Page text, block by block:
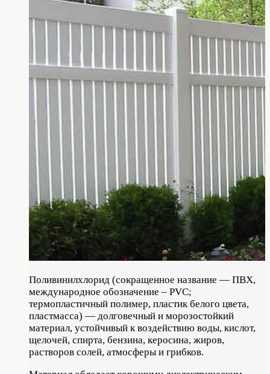
Поливинилхлорид (сокращенное название — ПВХ,
международное обозначение – PVC;
термопластичный полимер, пластик белого цвета,
пластмасса) — долговечный и морозостойкий
материал, устойчивый к воздействию воды, кислот,
щелочей, спирта, бензина, керосина, жиров,
растворов солей, атмосферы и грибков.